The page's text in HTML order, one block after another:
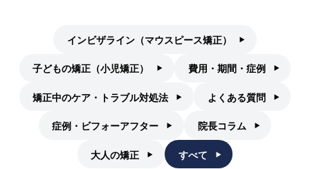
インビザライン（マウスピース矯正）
子どもの矯正（小児矯正） 費用・期間・症例
矯正中のケア・トラブル対処法 よくある質問
症例・ビフォーアフター 院長コラム
大人の矯正 すべて